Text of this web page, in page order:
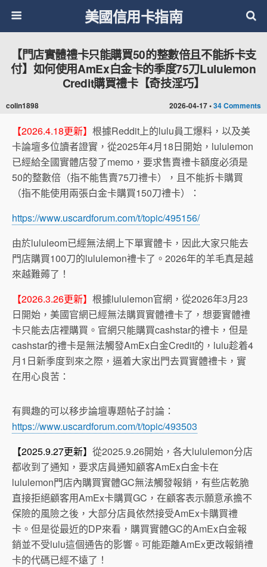
美國信用卡指南
2026-04-17 •34 Comments
【門店實體禮卡只能購買50的整數倍且不能拆卡支
付】如何使用AmEx白金卡的季度75刀Lululemon
Credit購買禮卡【奇技淫巧】
colin1898
【2026.4.18更新】 根據Reddit上的lulu員工爆料，以及美
卡論壇多位讀者證實，從2025年4月18日開始，lululemon
已經給全國實體店發了memo，要求售賣禮卡額度必須是
50的整數倍（指不能售賣75刀禮卡），且不能拆卡購買
（指不能使用兩張白金卡購買150刀禮卡）：
https://www.uscardforum.com/t/topic/495156/
由於lululeom已經無法網上下單實體卡，因此大家只能去
門店購買100刀的lululemon禮卡了。2026年的羊毛真是越
來越難薅了！
【2026.3.26更新】 根據lululemon官網，從2026年3月23
日開始，美國官網已經無法購買實體禮卡了，想要實體禮
卡只能去店裡購買。官網只能購買cashstar的禮卡，但是
cashstar的禮卡是無法觸發AmEx白金Credit的，lulu趁着4
月1日新季度到來之際，逼着大家出門去買實體禮卡，實
在用心良苦：
有興趣的可以移步論壇專題帖子討論：
https://www.uscardforum.com/t/topic/493503
【2025.9.27更新】 從2025.9.26開始，各大lululemon分店
都收到了通知，要求店員通知顧客AmEx白金卡在
lululemon門店內購買實體GC無法觸發報銷，有些店乾脆
直接拒絕顧客用AmEx卡購買GC，在顧客表示願意承擔不
保險的風險之後，大部分店員依然接受AmEx卡購買禮
卡。但是從最近的DP來看，購買實體GC的AmEx白金報
銷並不受lulu這個通告的影響。可能距離AmEx更改報銷禮
卡的代碼已經不遠了！